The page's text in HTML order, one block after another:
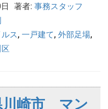
著者: 事務スタッフ
ス, 一戸建て, 外部足場,
川崎市 マン